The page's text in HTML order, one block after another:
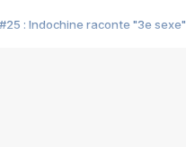
#25 : Indochine raconte "3e sexe"